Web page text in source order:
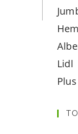
Lidl
Plus